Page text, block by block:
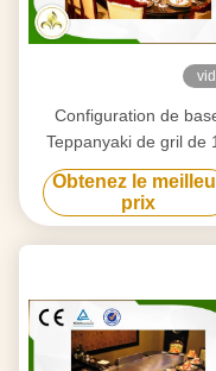
Configuration de
Teppanyaki de gril de
Seat de gauffreuse
japonaise d'intérieur
de Tableau
Obtenez le
prix